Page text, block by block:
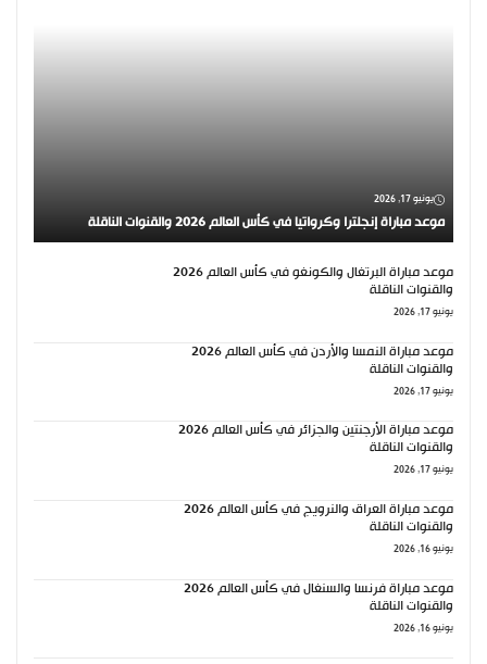
يونيو 17, 2026
موعد مباراة إنجلترا وكرواتيا في كأس العالم 2026 والقنوات الناقلة
موعد مباراة البرتغال والكونغو في كأس العالم 2026
والقنوات الناقلة
يونيو 17, 2026
موعد مباراة النمسا والأردن في كأس العالم 2026
والقنوات الناقلة
يونيو 17, 2026
موعد مباراة الأرجنتين والجزائر في كأس العالم 2026
والقنوات الناقلة
يونيو 17, 2026
موعد مباراة العراق والنرويج في كأس العالم 2026
والقنوات الناقلة
يونيو 16, 2026
موعد مباراة فرنسا والسنغال في كأس العالم 2026
والقنوات الناقلة
يونيو 16, 2026